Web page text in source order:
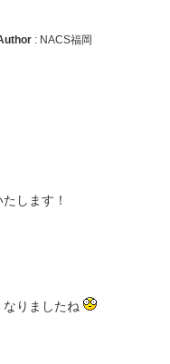
: NACS福岡
します！
りましたね